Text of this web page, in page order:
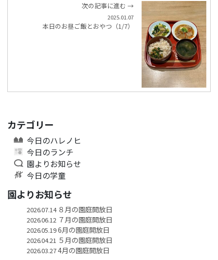
次の記事に進む →
2025.01.07
本日のお昼ご飯とおやつ（1/7）
カテゴリー
今日のハレノヒ
今日のランチ
園よりお知らせ
今日の学童
園よりお知らせ
2026.07.14８月の園庭開放日
2026.06.12 ７月の園庭開放日
2026.05.196月の園庭開放日
2026.04.21 ５月の園庭開放日
2026.03.274月の園庭開放日